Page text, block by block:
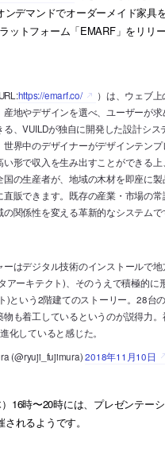
ンデマンドでオーダーメイド家具
ットフォーム「EMARF」をリリ
https://emarf.co/
）は、ウェブ
産地やデザインを選べ、ユーザーが求
る、VUILDが独自に開発した設計シス
世界中のデザイナーがデザインテン
い形で収入を生み出すことができる
国の生産者が、地域の木材を即座に
直販できます。既存の産業・市場の
関係性を変える革新的なシステムで
はデジタル技術のインストールで地
アーキテクト)、そのうえで積極的に
)という2階建てのストーリー。28台
物も着工しているというのが説得力
化していると感じた。
(@ryuji_fujimura)2018年11月10日
16時〜20時には、プレゼンテー
れるようです。